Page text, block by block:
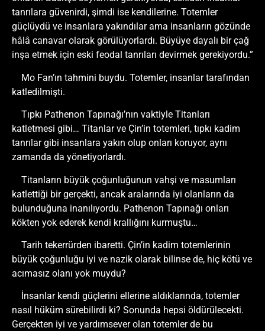
tanrılara güvenirdi, şimdi ise kendilerine. Totemler
güçlüydü ve insanlara yakındılar ama insanların gözünde
hâlâ canavar olarak görülüyorlardı. Büyüye dayalı bir çağ
inşa etmek için eski feodal tanrıları devirmek gerekiyordu.”
Mo Fan’ın tahmini buydu. Totemler, insanlar tarafından
katledilmişti.
Tıpkı Pathenon Tapınağı’nın vaktiyle Titanları
katletmesi gibi… Titanlar ve Çin’in totemleri, tıpkı kadim
tanrılar gibi insanlara yakın olup onları koruyor, aynı
zamanda da yönetiyorlardı.
Titanların büyük çoğunluğunun vahşi ve masumları
katlettiği bir gerçekti, ancak aralarında iyi olanların da
bulunduğuna inanılıyordu. Pathenon Tapınağı onları
kökten yok ederek kendi krallığını kurmuştu…
Tarih tekerrürden ibaretti. Çin’in kadim totemlerinin
büyük çoğunluğu iyi ve nazik olarak bilinse de, hiç kötü ve
acımasız olanı yok muydu?
İnsanlar kendi güçlerini ellerine aldıklarında, totemler
nasıl hüküm sürebilirdi ki? Sonunda hepsi öldürülecekti.
Gerçekten iyi ve yardımsever olan totemler de bu